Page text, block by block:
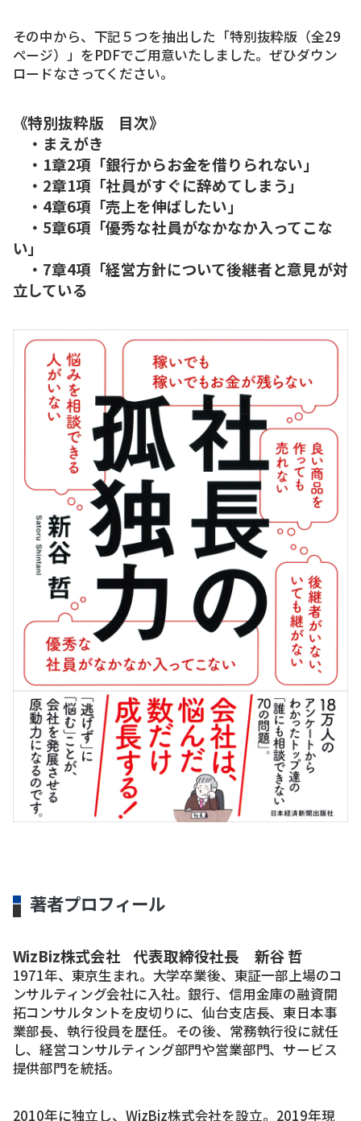
その中から、下記５つを抽出した「特別抜粋版（全29
ページ）」をPDFでご用意いたしました。ぜひダウン
ロードなさってください。
《特別抜粋版 目次》
・まえがき
・1章2項「銀行からお金を借りられない」
・2章1項「社員がすぐに辞めてしまう」
・4章6項「売上を伸ばしたい」
・5章6項「優秀な社員がなかなか入ってこな
い」
・7章4項「経営方針について後継者と意見が対
立している
著者プロフィール
WizBiz株式会社 代表取締役社長 新谷 哲
1971年、東京生まれ。大学卒業後、東証一部上場のコ
ンサルティング会社に入社。銀行、信用金庫の融資開
拓コンサルタントを皮切りに、仙台支店長、東日本事
業部長、執行役員を歴任。その後、常務執行役に就任
し、経営コンサルティング部門や営業部門、サービス
提供部門を統括。
2010年に独立し、WizBiz株式会社を設立。2019年現